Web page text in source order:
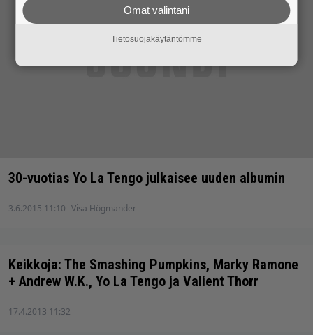
30-vuotias Yo La Tengo julkaisee uuden albumin
3.6.2015 11:10 Visa Högmander
Keikkoja: The Smashing Pumpkins, Marky Ramone
+ Andrew W.K., Yo La Tengo ja Valient Thorr
17.4.2013 11:32
Omat valintani
Tietosuojakäytäntömme